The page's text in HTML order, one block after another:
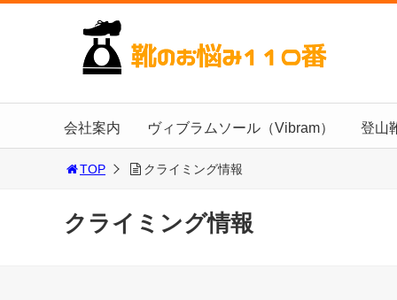
会社案内 ヴィブラムソール（Vibram） 登山
TOP クライミング情報
クライミング情報